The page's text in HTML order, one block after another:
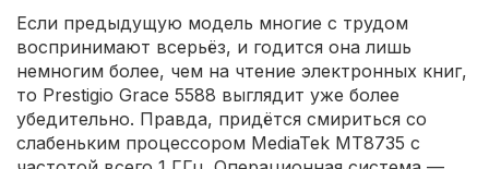
Если предыдущую модель многие с трудом
воспринимают всерьёз, и годится она лишь
немногим более, чем на чтение электронных книг,
то Prestigio Grace 5588 выглядит уже более
убедительно. Правда, придётся смириться со
слабеньким процессором MediaTek MT8735 с